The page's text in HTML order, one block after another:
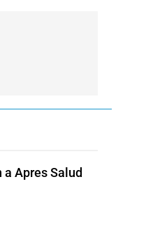
Apres Salud